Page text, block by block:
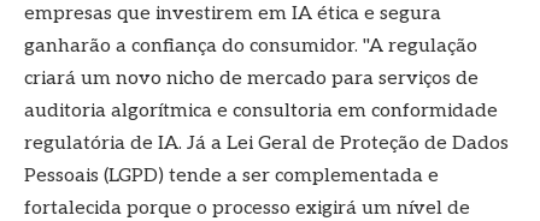
empresas que investirem em IA ética e segura
ganharão a confiança do consumidor. "A regulação
criará um novo nicho de mercado para serviços de
auditoria algorítmica e consultoria em conformidade
regulatória de IA. Já a Lei Geral de Proteção de Dados
Pessoais (LGPD) tende a ser complementada e
fortalecida porque o processo exigirá um nível de